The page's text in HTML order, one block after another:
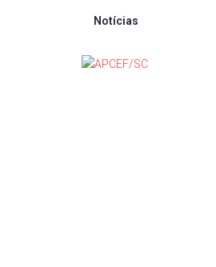
Notícias